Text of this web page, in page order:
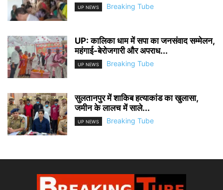
UP NEWS Breaking Tube
UP: कालिका धाम में सपा का जनसंवाद सम्मेलन,
महंगाई-बेरोजगारी और अपराध...
UP NEWS Breaking Tube
सुलतानपुर में शाकिब हत्याकांड का खुलासा,
जमीन के लालच में साले...
UP NEWS Breaking Tube